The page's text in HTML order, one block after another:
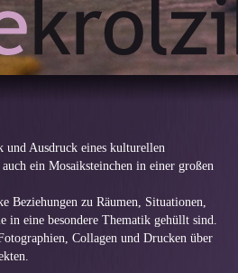
und Ausdruck eines kulturellen
ein Mosaiksteinchen in einer großen
Beziehungen zu Räumen, Situationen,
in eine besondere Thematik gehüllt sind.
Collagen und Drucken über